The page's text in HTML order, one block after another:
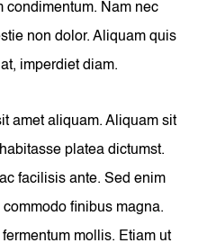
condimentum. Nam nec
non dolor. Aliquam quis
imperdiet diam.
amet aliquam. Aliquam sit
platea dictumst.
facilisis ante. Sed enim
finibus magna.
mollis. Etiam ut